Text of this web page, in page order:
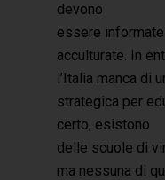
devono
essere
acculturate. In
l’Italia manca di
strategica per
certo, esistono
delle scuole di
ma nessuna di